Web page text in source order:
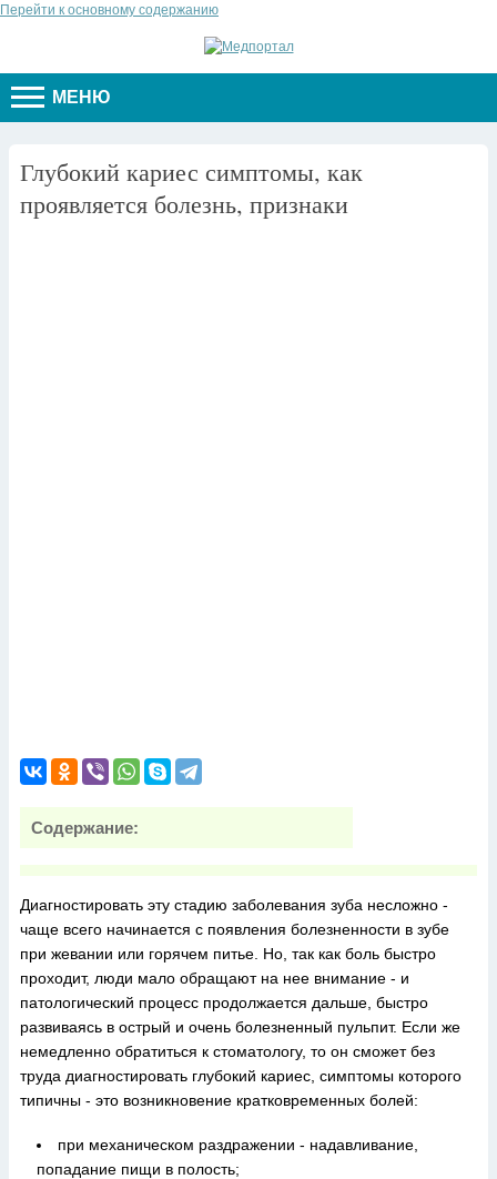
Перейти к основному содержанию
МЕНЮ
Глубокий кариес симптомы, как
проявляется болезнь, признаки
Содержание:
Диагностировать эту стадию заболевания зуба несложно -
чаще всего начинается с появления болезненности в зубе
при жевании или горячем питье. Но, так как боль быстро
проходит, люди мало обращают на нее внимание - и
патологический процесс продолжается дальше, быстро
развиваясь в острый и очень болезненный пульпит. Если же
немедленно обратиться к стоматологу, то он сможет без
труда диагностировать глубокий кариес, симптомы которого
типичны - это возникновение кратковременных болей:
при механическом раздражении - надавливание,
попадание пищи в полость;